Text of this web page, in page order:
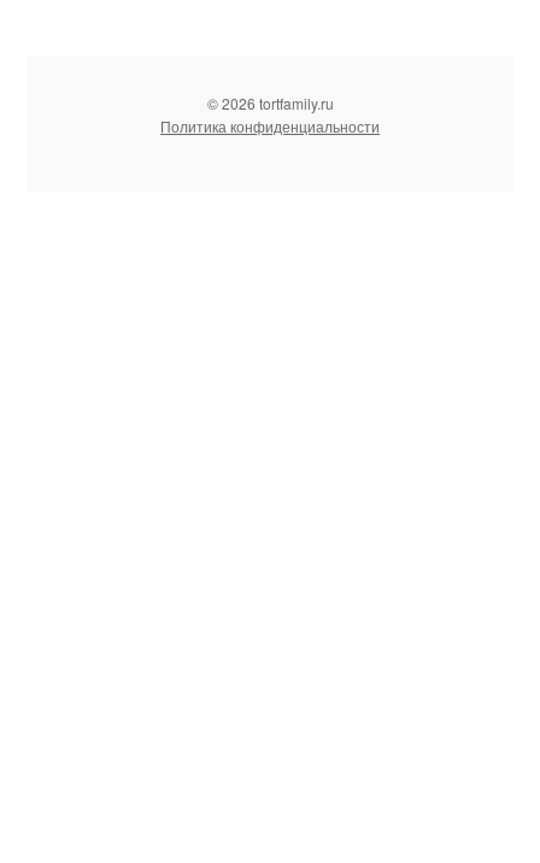
© 2026 tortfamily.ru
Политика конфиденциальности